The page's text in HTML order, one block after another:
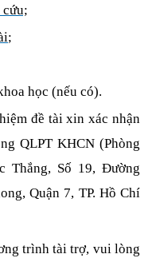
cứu;
;
học (nếu có).
đề tài xin xác nhận
QLPT KHCN (Phòng
Thắng, Số 19, Đường
Quận 7, TP. Hồ Chí
trình tài trợ, vui lòng